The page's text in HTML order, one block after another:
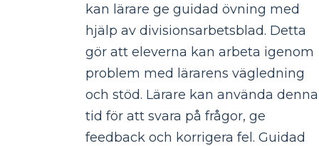
kan lärare ge guidad övning med
hjälp av divisionsarbetsblad. Detta
gör att eleverna kan arbeta igenom
problem med lärarens vägledning
och stöd. Lärare kan använda denna
tid för att svara på frågor, ge
feedback och korrigera fel. Guidad